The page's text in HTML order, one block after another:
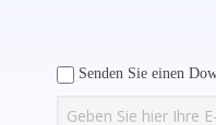
Senden Sie einen